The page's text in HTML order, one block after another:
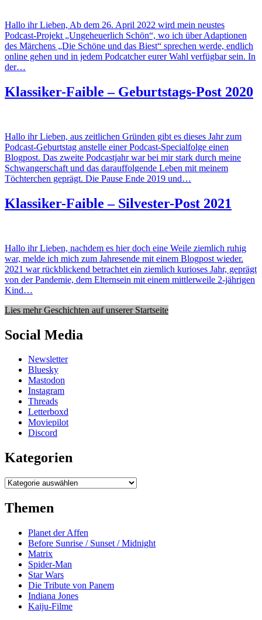
Hallo ihr Lieben, Ab dem 26. April 2022 wird mein neustes
Podcast-Projekt „Ungeheuerlich Schön“, wo ich über Adaptionen
des Märchens „Die Schöne und das Biest“ sprechen werde, endlich
online gehen und in jedem Podcatcher eurer Wahl verfügbar sein. In
der…
Klassiker-Faible – Geburtstags-Post 2020
Hallo ihr Lieben, aus zeitlichen Gründen gibt es dieses Jahr zum
Podcast-Geburtstag anstelle einer Podcast-Specialfolge einen
Blogpost. Das zweite Podcastjahr war bei mir stark durch meine
Schwangerschaft und das darauffolgende Leben mit meinem
Töchterchen geprägt. Die Pause Ende 2019 und…
Klassiker-Faible – Silvester-Post 2021
Hallo ihr Lieben, nachdem es hier doch eine Weile ziemlich ruhig
war, melde ich mich zum Jahresende mit einem Blogpost wieder.
2021 war rückblickend betrachtet ein ziemlich kurioses Jahr, geprägt
von der Pandemie, dem Elternsein mit einem mittlerweile 2-jährigen
Kind…
Lies mehr Geschichten auf unserer Startseite
Social Media
Newsletter
Bluesky
Mastodon
Instagram
Threads
Letterboxd
Moviepilot
Discord
Kategorien
Kategorien
Themen
Planet der Affen
Before Sunrise / Sunset / Midnight
Matrix
Spider-Man
Star Wars
Die Tribute von Panem
Indiana Jones
Kaiju-Filme